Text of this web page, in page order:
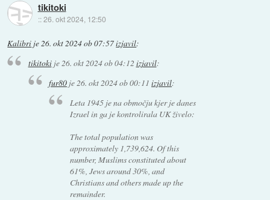
tikitoki
::26. okt 2024, 12:50
Kalibri je26. okt 2024 ob 07:57izjavil:
tikitokije26. okt 2024 ob 04:12 izjavil:
fur80 je26. okt 2024 ob 00:11 izjavil:
Leta 1945 je na območju kjer je danes
Izrael in ga je kontrolirala UK živelo:
The total population was
approximately 1,739,624. Of this
number, Muslims constituted about
61%, Jews around 30%, and
Christians and others made up the
remainder.